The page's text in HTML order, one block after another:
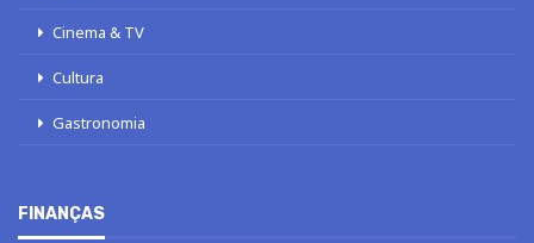
Cinema & TV
Cultura
Gastronomia
FINANÇAS